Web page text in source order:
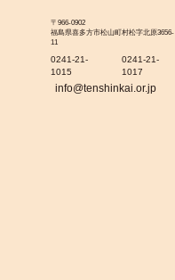
〒966-0902
福島県喜多方市松山町村松字北原3656-
11
0241-21-
1015
0241-21-
1017
info@tenshinkai.or.jp